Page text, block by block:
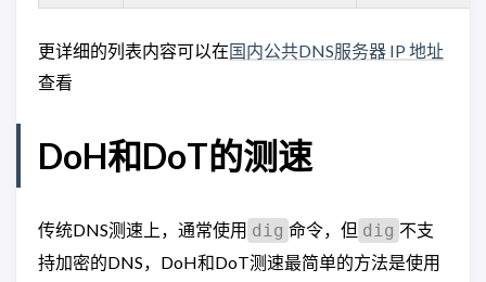
更详细的列表内容可以在国内公共DNS服务器 IP 地址
查看
DoH和DoT的测速
传统DNS测速上，通常使用 dig 命令，但 dig 不支
持加密的DNS，DoH和DoT测速最简单的方法是使用